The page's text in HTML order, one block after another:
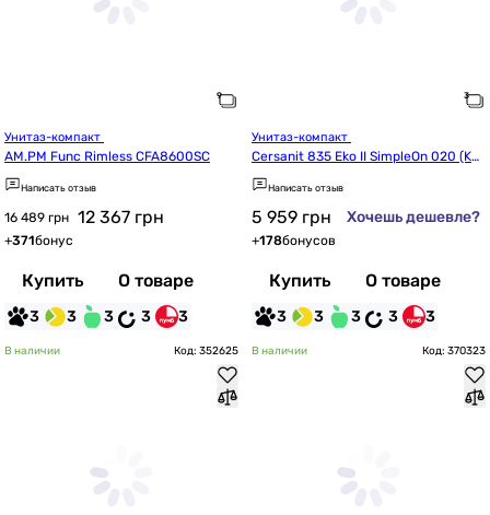
AM.PM Func Rimless CFA8600SC
Написать отзыв
16 489 грн 12 367 грн
+371бонус
Купить О товаре
3 3 3 3 3
Cersanit 835 Eko II SimpleOn 020 (K4
4-122)
Написать отзыв
5 959 грн Хочешь дешевле?
+178бонусов
Купить О товаре
3 3 3 3 3
В наличии Код: 352625 В наличии Код: 370323